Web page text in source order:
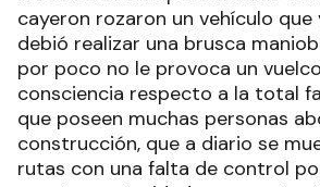
cayeron rozaron un vehículo
debió realizar una brusca
por poco no le provoca un
consciencia respecto a la total
que poseen muchas personas
construcción, que a diario se
rutas con una falta de control